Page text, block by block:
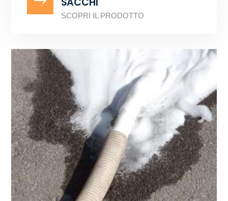
SCOPRI IL PRODOTTO